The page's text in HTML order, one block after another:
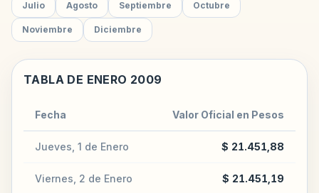
Julio Agosto Septiembre Octubre
Noviembre Diciembre
TABLA DE ENERO 2009
Fecha Valor Oficial en Pesos
Jueves, 1 de Enero $ 21.451,88
Viernes, 2 de Enero $ 21.451,19